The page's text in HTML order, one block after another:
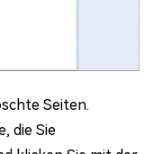
Seiten.
die Sie